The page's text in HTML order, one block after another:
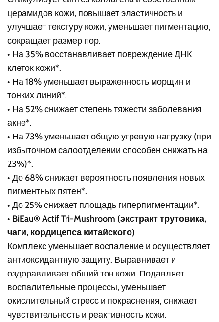
церамидов кожи, повышает эластичность и
улучшает текстуру кожи, уменьшает пигментацию,
сокращает размер пор.
• На 35% восстанавливает повреждение ДНК
клеток кожи*.
• На 18% уменьшает выраженность морщин и
тонких линий*.
• На 52% снижает степень тяжести заболевания
акне*.
• На 73% уменьшает общую угревую нагрузку (при
избыточном салоотделении способен снижать на
23%)*.
• До 68% снижает вероятность появления новых
пигментных пятен*.
• До 25% снижает площадь гиперпигментации*.
• BiEau® Actif Tri-Mushroom (экстракт трутовика,
чаги, кордицепса китайского)
Комплекс уменьшает воспаление и осуществляет
антиоксидантную защиту. Выравнивает и
оздоравливает общий тон кожи. Подавляет
воспалительные процессы, уменьшает
окислительный стресс и покраснения, снижает
чувствительность и реактивность кожи.